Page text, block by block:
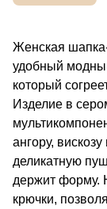
Женская
удобный
который
Изделие в
ангору,
деликатную
держит форму.
крючки,